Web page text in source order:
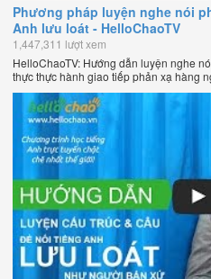
Phương pháp luyện nghe nói
Anh lưu loát - HelloChaoTV
1,447,311 lượt xem
HelloChaoTV: Hướng dẫn luyện nghe
thực thực hành giao tiếp phản xạ hàng
loát như người bản xứ của thầy Phạm
HelloChao.vn - Chương trình dạy tiếng
giới.